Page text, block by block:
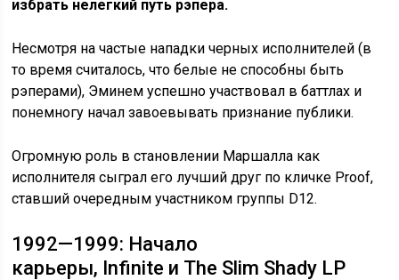
избрать нелегкий путь рэпера.
Несмотря на частые нападки черных исполнителей (в
то время считалось, что белые не способны быть
рэперами), Эминем успешно участвовал в баттлах и
понемногу начал завоевывать признание публики.
Огромную роль в становлении Маршалла как
исполнителя сыграл его лучший друг по кличке Proof,
ставший очередным участником группы D12.
1992—1999: Начало
карьеры, Infinite и The Slim Shady LP